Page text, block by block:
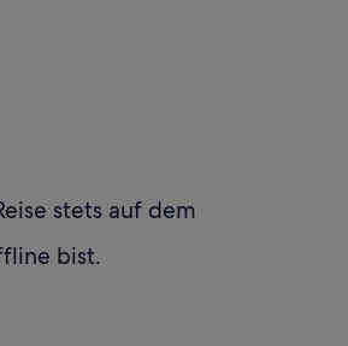
stets auf dem
bist.